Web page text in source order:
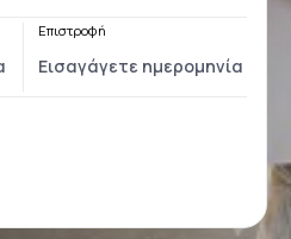
Επιστροφή